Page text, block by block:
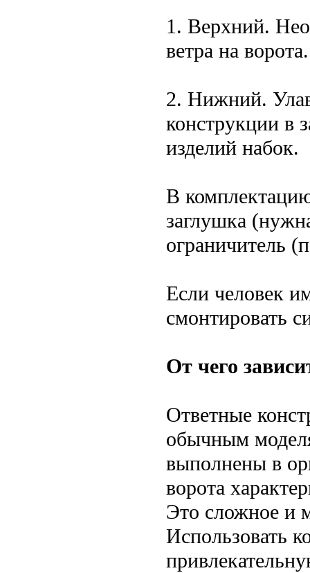
1. Верхний.
ветра на ворота.
2. Нижний.
конструкции в
изделий набок.
В
заглушка
ограничитель
Если человек
смонтировать
От чего
Ответные
обычным
выполнены в
ворота
Это сложное и
Использовать